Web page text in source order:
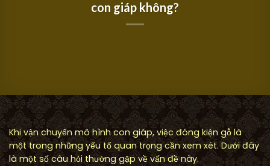
con giáp không?
Khi vận chuyển mô hình con giáp, việc đóng kiện gỗ là
một trong những yếu tố quan trọng cần xem xét. Dưới đây
là một số câu hỏi thường gặp về vấn đề này.